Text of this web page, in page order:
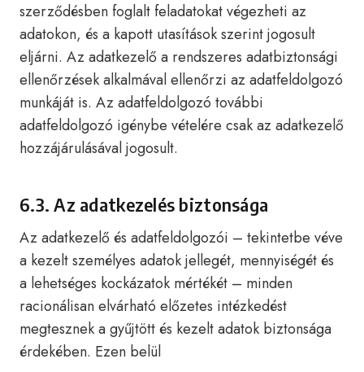
szerződésben foglalt feladatokat végezheti az
adatokon, és a kapott utasítások szerint jogosult
eljárni. Az adatkezelő a rendszeres adatbiztonsági
ellenőrzések alkalmával ellenőrzi az adatfeldolgozó
munkáját is. Az adatfeldolgozó további
adatfeldolgozó igénybe vételére csak az adatkezelő
hozzájárulásával jogosult.
6.3. Az adatkezelés biztonsága
Az adatkezelő és adatfeldolgozói – tekintetbe véve
a kezelt személyes adatok jellegét, mennyiségét és
a lehetséges kockázatok mértékét – minden
racionálisan elvárható előzetes intézkedést
megtesznek a gyűjtött és kezelt adatok biztonsága
érdekében. Ezen belül